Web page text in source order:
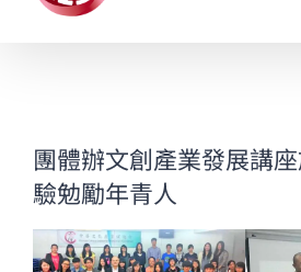
團體辦文創產業發展講
驗勉勵年青人